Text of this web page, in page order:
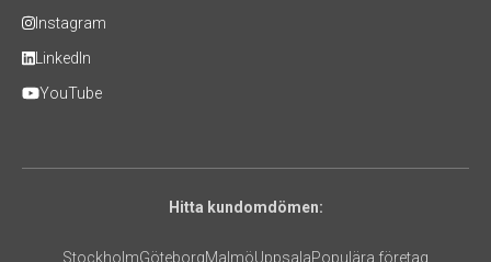
Instagram
LinkedIn
YouTube
Hitta kundomdömen:
StockholmGöteborgMalmöUppsalaPopulära företag